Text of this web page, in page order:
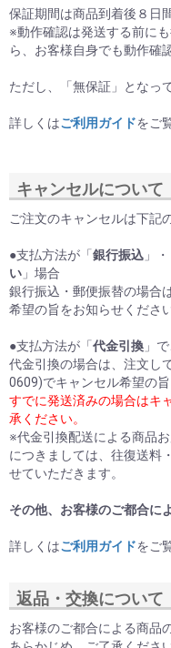
保証期間は商品到着後８日
※動作確認は発送する前に
ら、お客様自身でも動作確
ただし、「無保証」となっ
詳しくはご利用ガイドをご
キャンセルについて
ご注文のキャンセルは下記
●支払方法が「 銀行振込 」・
い 」場合
銀行振込・郵便振替の場合
希望の旨をお知らせください
●支払方法が「 代金引換 」
代金引換の場合は、注文し
0609)でキャンセル希望の旨
すでに発送済みの場合はキ
承ください。
※代金引換配送による商品
につきましては、往復送料
せていただきます。
その他、お客様のご都合に
詳しくはご利用ガイドをご
返品・交換について
お客様のご都合による商品